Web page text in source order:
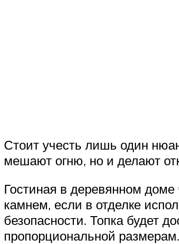
Стоит учесть лишь один
мешают огню, но и делают
Гостиная в деревянном
камнем, если в отделке
безопасности. Топка будет
пропорциональной размерам.